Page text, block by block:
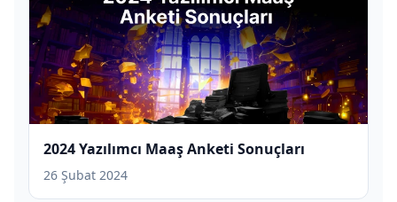
2024 Yazılımcı Maaş Anketi Sonuçları
26 Şubat 2024